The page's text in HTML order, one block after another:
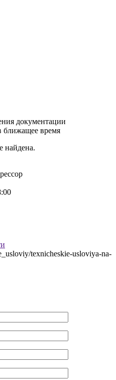
документации
ближащее время
найдена.
texnicheskie-usloviya-na-